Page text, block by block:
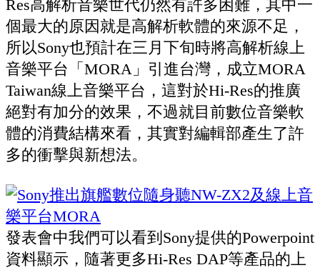
Res高解析音樂世代仍然有許多困難，其中一
個最大的原因就是高解析軟體的來源不足，
所以Sony也預計在三月下旬時將高解析線上
音樂平台「MORA」引進台灣，成立MORA
Taiwan線上音樂平台，這對於Hi-Res的推廣
絕對有加分的效果，不過就目前數位音樂軟
體的消費結構來看，其實對編輯部產生了許
多的衝擊與新想法。
發表會中我們可以看到Sony提供的Powerpoint
資料顯示，隨著更多Hi-Res DAP等產品的上